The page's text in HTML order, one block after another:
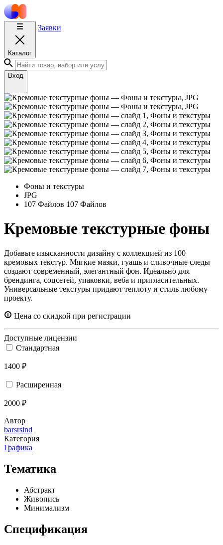
Каталог
Заявки
Вход
Фоны и текстуры
JPG
107 Файлов 107 Файлов
Кремовые текстурные фоны
Добавьте изысканности дизайну с коллекцией из 100
кремовых текстур. Мягкие мазки, гуашь и сливочные следы
создают современный, элегантный фон. Идеально для
брендинга, соцсетей, упаковки, веба и пригласительных.
Универсальные текстуры придают теплоту и стиль любому
проекту.
Цена со скидкой при регистрации
Доступные лицензии
Стандартная
1400 ₽
Расширенная
2000 ₽
Автор
barsrsind
Категория
Графика
Тематика
Абстракт
Живопись
Минимализм
Спецификация